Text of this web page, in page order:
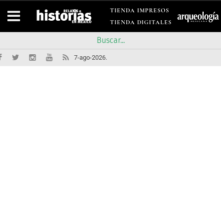
TIENDA IMPRESOS
TIENDA DIGITALES
7-ago-2026.